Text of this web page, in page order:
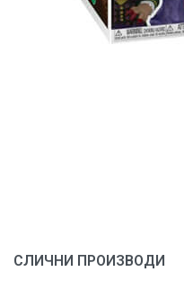
СЛИЧНИ ПРОИЗВОДИ